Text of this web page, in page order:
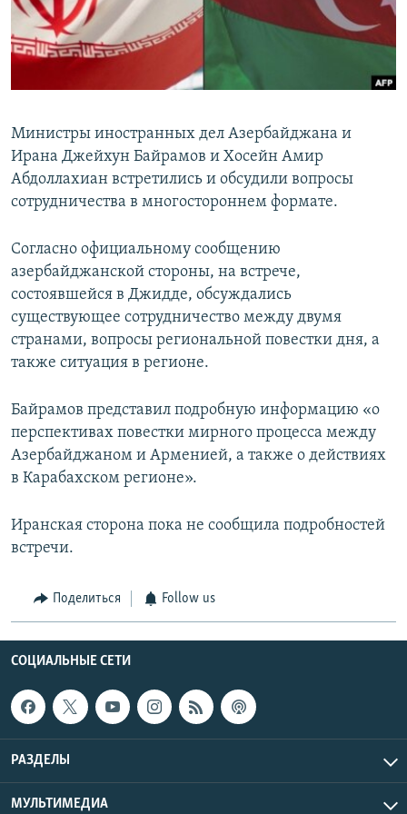
Հայերեն
English
Все сайты Радио Азатутюн
Министры иностранных дел Азербайджана и
Ирана Джейхун Байрамов и Хосейн Амир
Абдоллахиан встретились и обсудили вопросы
сотрудничества в многостороннем формате.
Согласно официальному сообщению
азербайджанской стороны, на встрече,
состоявшейся в Джидде, обсуждались
существующее сотрудничество между двумя
странами, вопросы региональной повестки дня, а
также ситуация в регионе.
Байрамов представил подробную информацию «о
перспективах повестки мирного процесса между
Азербайджаном и Арменией, а также о действиях
в Карабахском регионе».
Иранская сторона пока не сообщила подробностей
встречи.
Поделиться Follow us
СОЦИАЛЬНЫЕ СЕТИ
РАЗДЕЛЫ
МУЛЬТИМЕДИА